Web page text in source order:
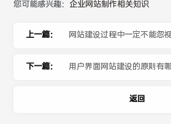
您可能感兴趣： 企业网站制作相关知识
上一篇： 网站建设过程中一定不能忽
下一篇： 用户界面网站建设的原则有
返回